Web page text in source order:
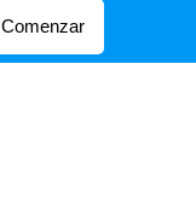
Comenzar